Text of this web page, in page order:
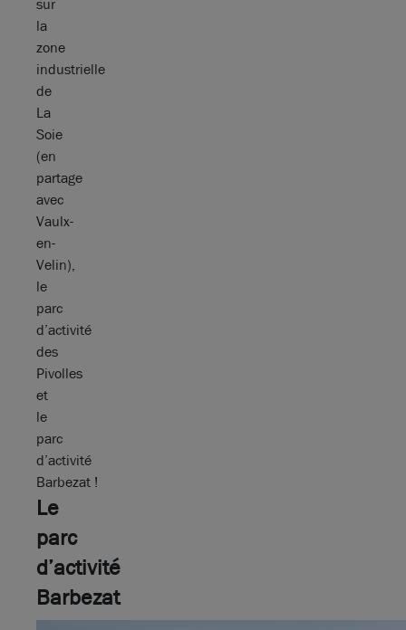
sur
la
zone
industrielle
de
La
Soie
(en
partage
avec
Vaulx-
en-
Velin),
le
parc
d’activité
des
Pivolles
et
le
parc
d’activité
Barbezat !
Le
parc
d’activité
Barbezat